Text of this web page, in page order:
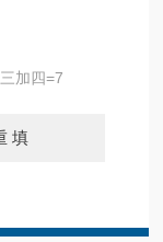
加四=7